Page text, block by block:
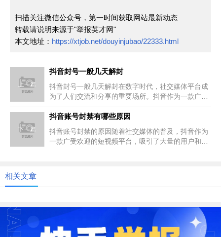
扫描关注微信公众号，第一时间获取网站最新动态
转载请说明来源于"举报英才网"
本文地址： https://xtjob.net/douyinjubao/22333.html
上一篇
抖音封号一般几天解封
抖音封号一般几天解封在数字时代，社交媒体平台成
为了人们交流和分享的重要场所。抖音作为一款广受
下一篇
抖音账号封禁有哪些原因
抖音账号封禁的原因随着社交媒体的普及，抖音作为
一款广受欢迎的短视频平台，吸引了大量的用户和创
相关文章